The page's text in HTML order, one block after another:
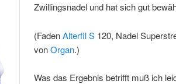
Zwillingsnadel und hat sich gut
(FadenAlterfil S 120, Nadel
vonOrgan.)
Was das Ergebnis betrifft muß ich